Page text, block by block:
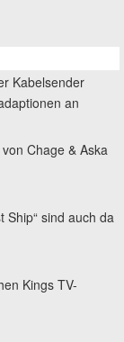
Kabelsender
an
von Chage & Aska
Ship“ sind auch da
Kings TV-